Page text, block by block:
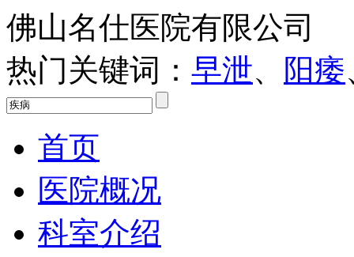
佛山名仕医院有限公司
热门关键词： 早泄、 阳痿
首页
医院概况
科室介绍